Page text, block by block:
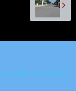
à attribuer une note !